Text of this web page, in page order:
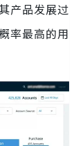
产品发展过
率最高的用